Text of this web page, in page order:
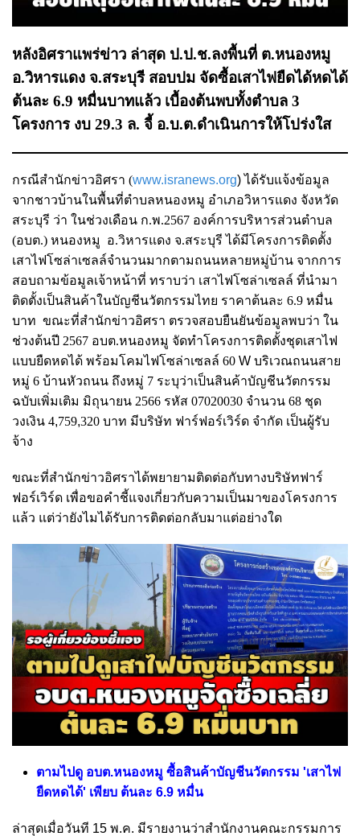
หลังอิศราแพร่ข่าว ล่าสุด ป.ป.ช.ลงพื้นที่ ต.หนองหมู
อ.วิหารแดง จ.สระบุรี สอบปม จัดซื้อเสาไฟยืดได้หดได้
ต้นละ 6.9 หมื่นบาทแล้ว เบื้องต้นพบทั้งตำบล 3
โครงการ งบ 29.3 ล. จี้ อ.บ.ต.ดำเนินการให้โปร่งใส
กรณีสำนักข่าวอิศรา (www.isranews.org)ได้รับแจ้งข้อมูล
จากชาวบ้านในพื้นที่ตำบลหนองหมู อำเภอวิหารแดง จังหวัด
สระบุรี ว่า ในช่วงเดือน ก.พ.2567 องค์การบริหารส่วนตำบล
(อบต.) หนองหมู อ.วิหารแดง จ.สระบุรี ได้มีโครงการติดตั้ง
เสาไฟโซล่าเซลล์จำนวนมากตามถนนหลายหมู่บ้าน จากการ
สอบถามข้อมูลเจ้าหน้าที่ ทราบว่า เสาไฟโซล่าเซลล์ ที่นำมา
ติดตั้งเป็นสินค้าในบัญชีนวัตกรรมไทย ราคาต้นละ 6.9 หมื่น
บาท ขณะที่สำนักข่าวอิศรา ตรวจสอบยืนยันข้อมูลพบว่า ใน
ช่วงต้นปี 2567 อบต.หนองหมู จัดทำโครงการติดตั้งชุดเสาไฟ
แบบยืดหดได้ พร้อมโคมไฟโซล่าเซลล์ 60 W บริเวณถนนสาย
หมู่ 6 บ้านหัวถนน ถึงหมู่ 7 ระบุว่าเป็นสินค้าบัญชีนวัตกรรม
ฉบับเพิ่มเติม มิถุนายน 2566 รหัส 07020030 จำนวน 68 ชุด
วงเงิน 4,759,320 บาท มีบริษัท ฟาร์ฟอร์เวิร์ด จำกัด เป็นผู้รับ
จ้าง
ขณะที่สำนักข่าวอิศราได้พยายามติดต่อกับทางบริษัทฟาร์
ฟอร์เวิร์ด เพื่อขอคำชี้แจงเกี่ยวกับความเป็นมาของโครงการ
แล้ว แต่ว่ายังไมได้รับการติดต่อกลับมาแต่อย่างใด
ตามไปดู อบต.หนองหมู ซื้อสินค้าบัญชีนวัตกรรม 'เสาไฟ
ยืดหดได้' เพียบ ต้นละ 6.9 หมื่น
ล่าสุดเมื่อวันที 15 พ.ค. มีรายงานว่าสำนักงานคณะกรรมการ